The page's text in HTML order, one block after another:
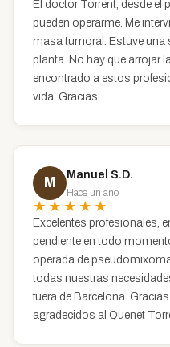
El doctor Torrent, desde el
pueden operarme. Me
masa tumoral. Estuve una
planta. No hay que arrojar
encontrado a estos
vida. Gracias.
M
Manuel S.D.
Hace un ano
★★★★★
Excelentes profesionales,
pendiente en todo
operada de
todas nuestras
fuera de Barcelona.
agradecidos al Quenet